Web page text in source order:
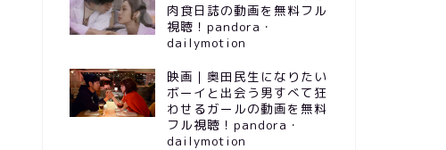
肉食日誌の動画を無料フル
視聴！pandora・
dailymotion
映画｜奥田民生になりたい
ボーイと出会う男すべて狂
わせるガールの動画を無料
フル視聴！pandora・
dailymotion